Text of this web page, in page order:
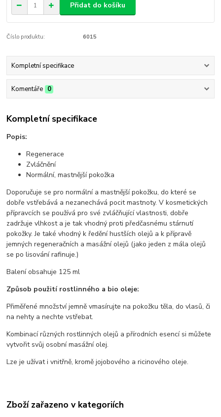
Přidat do košíku
Číslo produktu: 6015
Kompletní specifikace
Komentáře 0
Kompletní specifikace
Popis:
Regenerace
Zvláčnění
Normální, mastnější pokožka
Doporučuje se pro normální a mastnější pokožku, do které se
dobře vstřebává a nezanechává pocit mastnoty. V kosmetických
přípravcích se používá pro své zvláčňující vlastnosti, dobře
zadržuje vlhkost a je tak vhodný proti předčasnému stárnutí
pokožky. Je také vhodný k ředění hustších olejů a k přípravě
jemných regeneračních a masážní olejů (jako jeden z mála olejů
se po lisování rafinuje.)
Balení obsahuje 125 ml
Způsob použití rostlinného a bio oleje:
Přiměřené množství jemně vmasírujte na pokožku těla, do vlasů, či
na nehty a nechte vstřebat.
Kombinací různých rostlinných olejů a přírodních esencí si můžete
vytvořit svůj osobní masážní olej.
Lze je užívat i vnitřně, kromě jojobového a ricinového oleje.
Zboží zařazeno v kategoriích